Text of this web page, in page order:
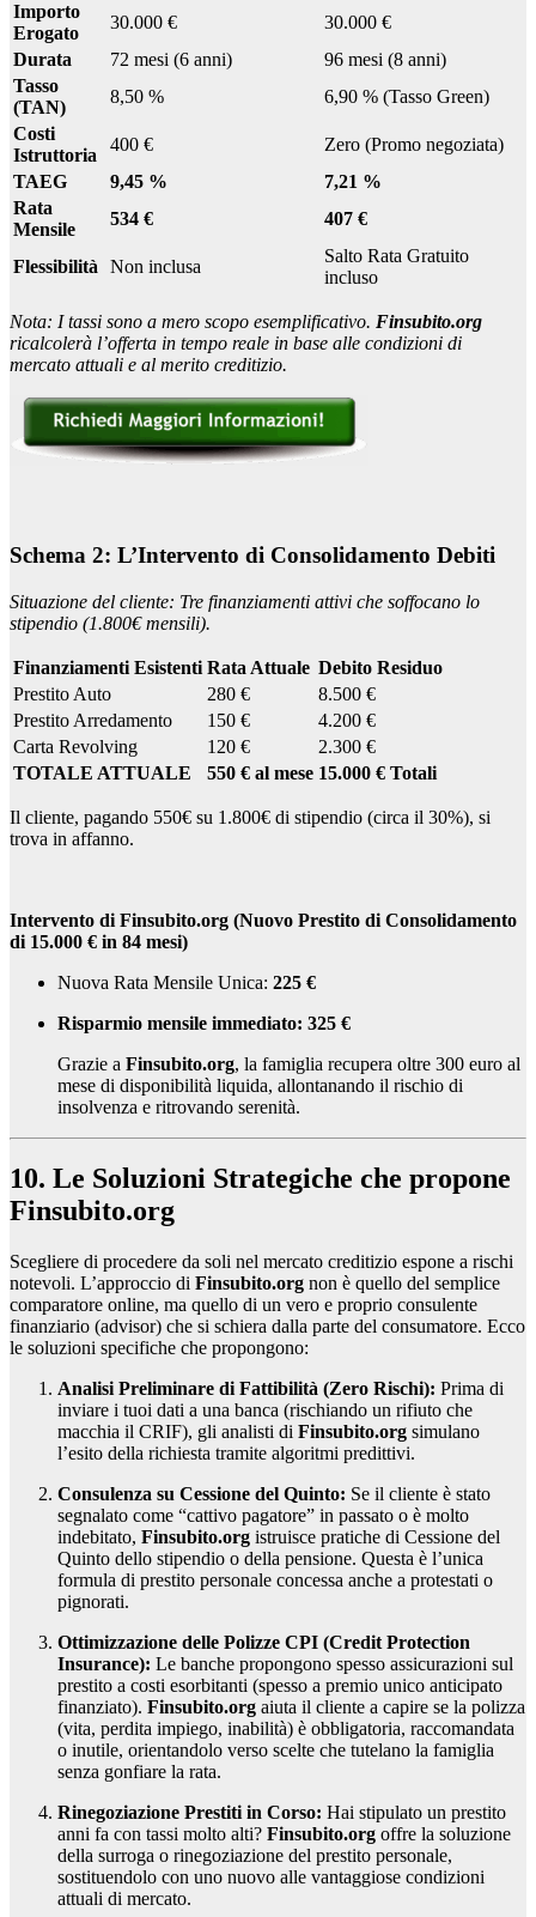
Importo
Erogato
30.000 €
30.000 €
Durata
72 mesi (6 anni)
96 mesi (8 anni)
Tasso
(TAN)
8,50 %
6,90 % (Tasso Green)
Costi
Istruttoria
400 €
Zero (Promo negoziata)
TAEG
9,45 %
7,21 %
Rata
Mensile
534 € 407 €
Flessibilità Non inclusa
Salto Rata Gratuito
incluso
Nota: I tassi sono a mero scopo esemplificativo. Finsubito.org
ricalcolerà l’offerta in tempo reale in base alle condizioni di
mercato attuali e al merito creditizio.
Schema 2: L’Intervento di Consolidamento Debiti
Situazione del cliente: Tre finanziamenti attivi che soffocano lo
stipendio (1.800€ mensili).
Finanziamenti Esistenti Rata Attuale Debito Residuo
Prestito Auto
280 €
8.500 €
Prestito Arredamento
150 €
4.200 €
Carta Revolving
120 €
2.300 €
TOTALE ATTUALE
550 € al mese 15.000 € Totali
Il cliente, pagando 550€ su 1.800€ di stipendio (circa il 30%), si
trova in affanno.
Intervento di Finsubito.org (Nuovo Prestito di Consolidamento
di 15.000 € in 84 mesi)
Nuova Rata Mensile Unica: 225 €
Risparmio mensile immediato: 325 €
Grazie a Finsubito.org, la famiglia recupera oltre 300 euro al
mese di disponibilità liquida, allontanando il rischio di
insolvenza e ritrovando serenità.
10. Le Soluzioni Strategiche che propone
Finsubito.org
Scegliere di procedere da soli nel mercato creditizio espone a rischi
notevoli. L’approccio di Finsubito.org non è quello del semplice
comparatore online, ma quello di un vero e proprio consulente
finanziario (advisor) che si schiera dalla parte del consumatore. Ecco
le soluzioni specifiche che propongono:
Analisi Preliminare di Fattibilità (Zero Rischi): Prima di
inviare i tuoi dati a una banca (rischiando un rifiuto che
macchia il CRIF), gli analisti di Finsubito.org simulano
l’esito della richiesta tramite algoritmi predittivi.
Consulenza su Cessione del Quinto: Se il cliente è stato
segnalato come “cattivo pagatore” in passato o è molto
indebitato, Finsubito.org istruisce pratiche di Cessione del
Quinto dello stipendio o della pensione. Questa è l’unica
formula di prestito personale concessa anche a protestati o
pignorati.
Ottimizzazione delle Polizze CPI (Credit Protection
Insurance): Le banche propongono spesso assicurazioni sul
prestito a costi esorbitanti (spesso a premio unico anticipato
finanziato). Finsubito.org aiuta il cliente a capire se la polizza
(vita, perdita impiego, inabilità) è obbligatoria, raccomandata
o inutile, orientandolo verso scelte che tutelano la famiglia
senza gonfiare la rata.
Rinegoziazione Prestiti in Corso: Hai stipulato un prestito
anni fa con tassi molto alti? Finsubito.org offre la soluzione
della surroga o rinegoziazione del prestito personale,
sostituendolo con uno nuovo alle vantaggiose condizioni
attuali di mercato.